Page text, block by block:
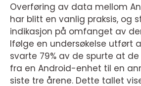
Overføring av data mellom
har blitt en vanlig praksis, og
indikasjon på omfanget av
Ifølge en undersøkelse utført
svarte 79% av de spurte at
fra en Android-enhet til en
siste tre årene. Dette tallet